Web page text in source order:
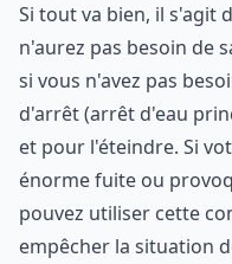
Si tout va bien, il s'agit
n'aurez pas besoin de
si vous n'avez pas
d'arrêt (arrêt d'eau
et pour l'éteindre. Si
énorme fuite ou
pouvez utiliser cette
empêcher la situation